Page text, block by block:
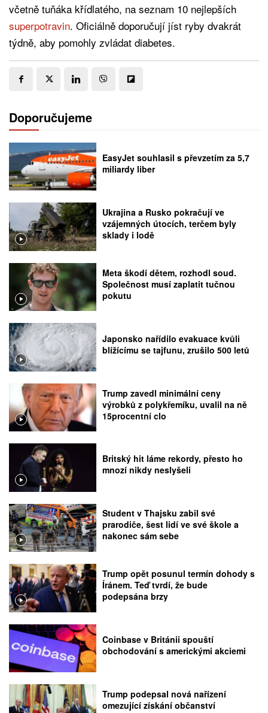
včetně tuňáka křídlatého, na seznam 10 nejlepších
superpotravin. Oficiálně doporučují jíst ryby dvakrát
týdně, aby pomohly zvládat diabetes.
Doporučujeme
EasyJet souhlasil s převzetím za 5,7
miliardy liber
Ukrajina a Rusko pokračují ve
vzájemných útocích, terčem byly
sklady i lodě
Meta škodí dětem, rozhodl soud.
Společnost musí zaplatit tučnou
pokutu
Japonsko nařídilo evakuace kvůli
blížícímu se tajfunu, zrušilo 500 letů
Trump zavedl minimální ceny
výrobků z polykřemíku, uvalil na ně
15procentní clo
Britský hit láme rekordy, přesto ho
mnozí nikdy neslyšeli
Student v Thajsku zabil své
prarodiče, šest lidí ve své škole a
nakonec sám sebe
Trump opět posunul termín dohody s
Íránem. Teď tvrdí, že bude
podepsána brzy
Coinbase v Británii spouští
obchodování s americkými akciemi
Trump podepsal nová nařízení
omezující získání občanství